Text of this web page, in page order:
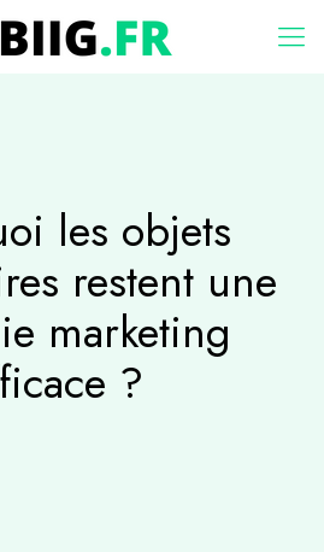
les objets
restent une
marketing
?